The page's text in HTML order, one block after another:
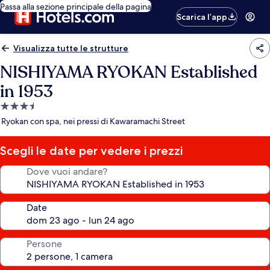
Passa alla sezione principale della pagina
Scarica l’app
Visualizza tutte le strutture
NISHIYAMA RYOKAN Established
in 1953
Struttura
a
stelle
Ryokan con spa, nei pressi di Kawaramachi Street
Scegli le date per vedere i prezzi
Dove vuoi andare?
Date
Persone